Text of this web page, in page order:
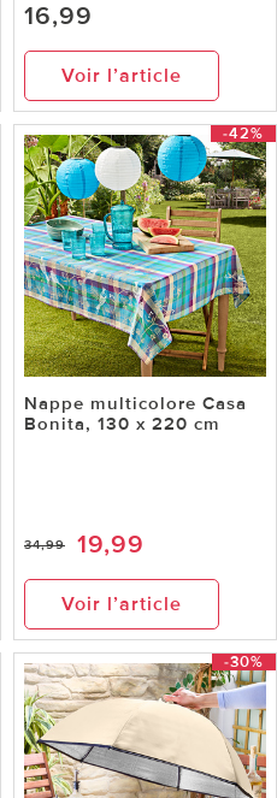
16,99
Voir l’article
-42%
Nappe multicolore Casa
Bonita, 130 x 220 cm
34,99 19,99
Voir l’article
-30%